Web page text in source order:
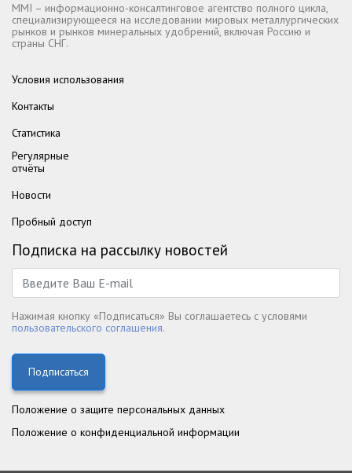
MMI – информационно-консалтинговое агентство полного цикла,
специализирующееся на исследовании мировых металлургических
рынков и рынков минеральных удобрений, включая Россию и
страны СНГ.
Условия использования
Контакты
Статистика
Регулярные
отчёты
Новости
Пробный доступ
Подписка на рассылку новостей
Нажимая кнопку «Подписаться» Вы соглашаетесь с условями
пользовательского соглашения.
Подписаться
Положение о защите персональных данных
Положение о конфиденциальной информации